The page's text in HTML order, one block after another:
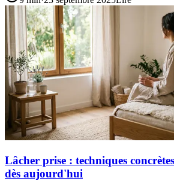
Lâcher prise : techniques
dès aujourd'hui